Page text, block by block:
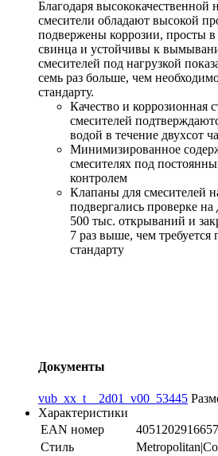
Благодаря
смесители обладают высокой
подвержены коррозии, просты
свинца и устойчивы к
смесителей под нагрузкой
семь раз больше, чем
стандарту.
Качество и коррозионная
смесителей
водой в течение двухсот
Минимизированное
смесителях под
контролем
Клапаны для смесителей
подвергались проверке на
500 тыс. открываний и
7 раз выше, чем требуется
стандарту
Документы
vub_xx_t__2d01_v00_53445
Характеристики
EAN номер
4051202916657
Стиль